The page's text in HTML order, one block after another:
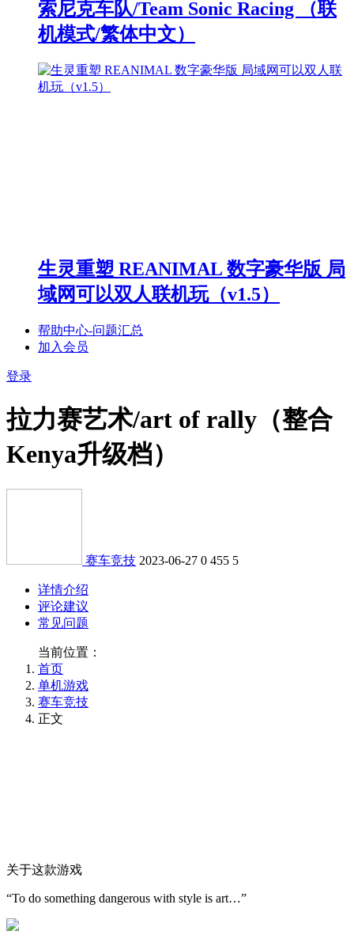
索尼克车队/Team Sonic Racing （联
机模式/繁体中文）
生灵重塑 REANIMAL 数字豪华版 局
域网可以双人联机玩（v1.5）
帮助中心-问题汇总
加入会员
登录
拉力赛艺术/art of rally（整合
Kenya升级档）
赛车竞技 2023-06-27 0 455 5
详情介绍
评论建议
常见问题
当前位置：
首页
单机游戏
赛车竞技
正文
关于这款游戏
“To do something dangerous with style is art…”